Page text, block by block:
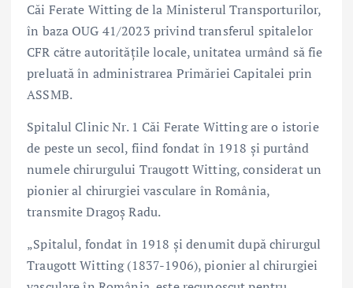
Căi Ferate Witting de la Ministerul Transporturilor,
în baza OUG 41/2023 privind transferul spitalelor
CFR către autoritățile locale, unitatea urmând să fie
preluată în administrarea Primăriei Capitalei prin
ASSMB.
Spitalul Clinic Nr. 1 Căi Ferate Witting are o istorie
de peste un secol, fiind fondat în 1918 și purtând
numele chirurgului Traugott Witting, considerat un
pionier al chirurgiei vasculare în România,
transmite Dragoș Radu.
„Spitalul, fondat în 1918 și denumit după chirurgul
Traugott Witting (1837-1906), pionier al chirurgiei